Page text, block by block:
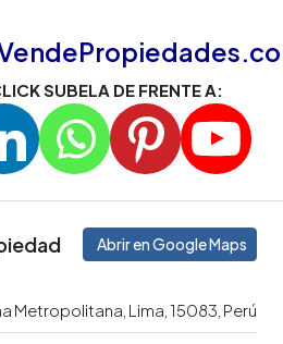
SUBELA DE FRENTE A:
Abrir en Google Maps
Metropolitana, Lima, 15083, Perú